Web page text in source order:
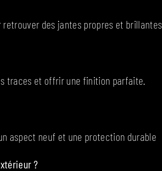
des jantes propres et brillantes.
traces et offrir une finition parfaite.
aspect neuf et une protection durable
?